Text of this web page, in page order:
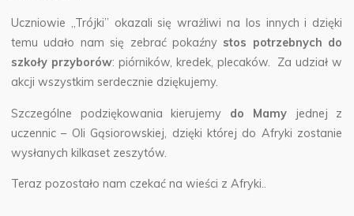
Uczniowie „Trójki” okazali się wrażliwi na los innych i dzięki
temu udało nam się zebrać pokaźny stos potrzebnych do
szkoły przyborów: piórników, kredek, plecaków. Za udział w
akcji wszystkim serdecznie dziękujemy.
Szczególne podziękowania kierujemy do Mamy jednej z
uczennic – Oli Gąsiorowskiej, dzięki której do Afryki zostanie
wysłanych kilkaset zeszytów.
Teraz pozostało nam czekać na wieści z Afryki..